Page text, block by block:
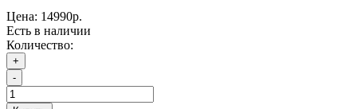
Цена: 14990р.
Есть в наличии
Количество:
+
-